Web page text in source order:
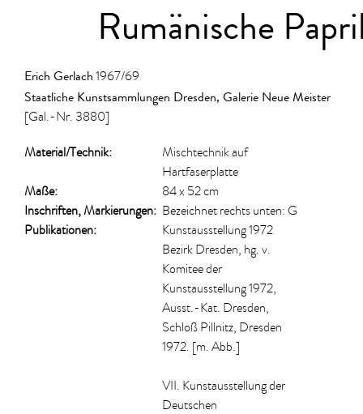
Rumänische
Erich Gerlach 1967/69
Staatliche Kunstsammlungen Dresden, Galerie Neue Meister
[Gal.-Nr. 3880]
Material/​Technik:
Mischtechnik auf
Hartfaserplatte
Maße:
84 x 52 cm
Inschriften, Markierungen: Bezeichnet rechts unten: G
Publikationen:
Kunstausstellung 1972
Bezirk Dresden, hg. v.
Komitee der
Kunstausstellung 1972,
Ausst.-Kat. Dresden,
Schloß Pillnitz, Dresden
1972. [m. Abb.]
VII. Kunstausstellung der
Deutschen